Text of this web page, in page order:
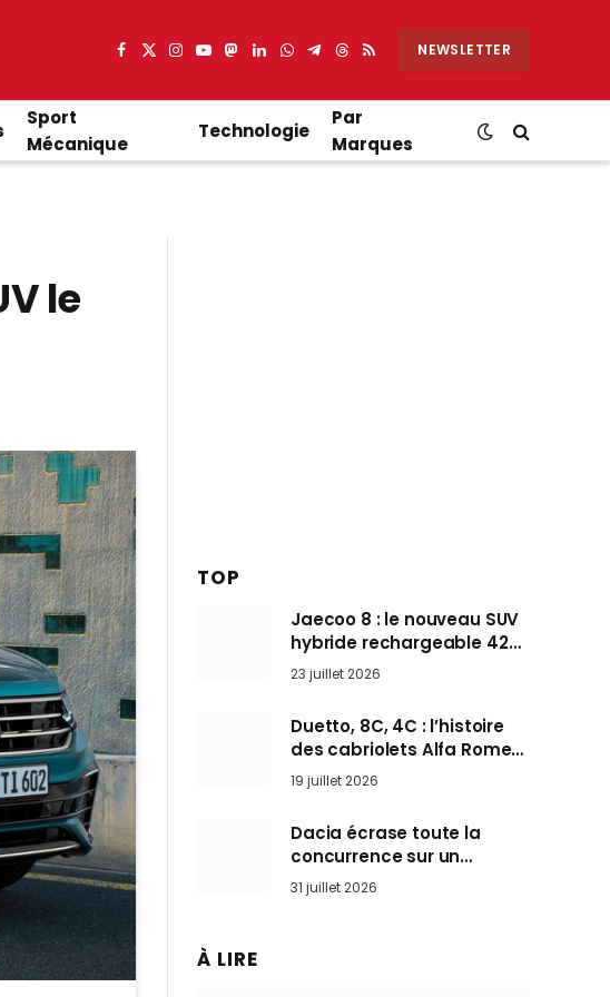
Facebook
X
Instagram
YouTube
Mastodon
LinkedIn
WhatsApp
Partager
Telegram
Threads
RSS NEWSLETTER
Sport
Mécanique
Technologie
Par
Marques
le
TOP
Jaecoo 8 : le nouveau SUV
hybride rechargeable 428
ch qui vise l’Audi Q7 arrive
en Europe cet automne
23 juillet 2026
Duetto, 8C, 4C : l’histoire
des cabriolets Alfa Romeo,
ces Spider qui ont défini
l’art de rouler cheveux au
vent
19 juillet 2026
Dacia écrase toute la
concurrence sur un
marché où personne ne
l’attendait
31 juillet 2026
À LIRE